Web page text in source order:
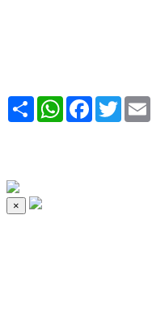
Share WhatsAppFacebook
Twitter
×